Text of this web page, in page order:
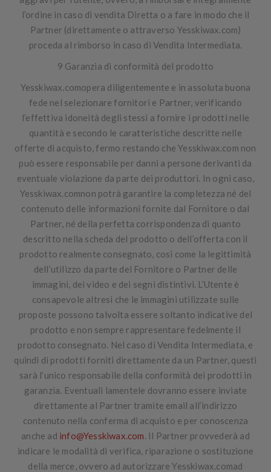
l’ordine in caso di vendita Diretta o a fare in modo che il
Partner (direttamente o attraverso Yesskiwax.com)
proceda al rimborso in caso di Vendita Intermediata.
9 Garanzia di conformità del prodotto
Yesskiwax.comopera diligentemente e in assoluta buona
fede nel selezionare fornitori e Partner, verificando
l’effettiva idoneità degli stessi a fornire i prodotti nelle
quantità e secondo le caratteristiche descritte nelle
offerte di acquisto, fermo restando che Yesskiwax.com non
può essere responsabile per danni a persone derivanti da
eventuale violazione da parte dei produttori. In ogni caso,
Yesskiwax.comnon potrà garantire la completezza né del
contenuto delle informazioni fornite dal Fornitore o dal
Partner, né della perfetta corrispondenza di quanto
descritto nella scheda del prodotto o dell’offerta con il
prodotto realmente consegnato, così come la legittimità
dell’utilizzo da parte del Fornitore o Partner delle
immagini, dei video e dei segni distintivi. L’Utente è
consapevole altresì che le immagini utilizzate sulle
proposte possono talvolta essere soltanto indicative del
prodotto e non sempre rappresentare fedelmente il
prodotto consegnato. Nel caso di Vendita Intermediata, e
quindi di prodotti forniti direttamente da un Partner, questi
sarà l’unico responsabile della conformità dei prodotti in
garanzia. Eventuali lamentele dovranno essere inviate
direttamente al Partner tramite email all’indirizzo
contenuto nella conferma di acquisto e per conoscenza
anche ad info@Yesskiwax.com. Il Partner provvederà ad
indicare le modalità di verifica, riparazione o sostituzione
della merce, ovvero ad autorizzare Yesskiwax.comad